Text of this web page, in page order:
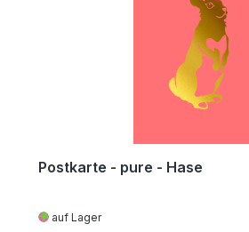
Postkarte - pure - Hase
auf Lager